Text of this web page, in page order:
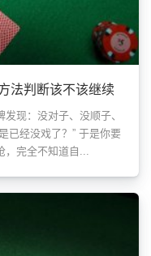
法判断该不该继续
现：没对子、没顺子、
已经没戏了？” 于是你要
完全不知道自...